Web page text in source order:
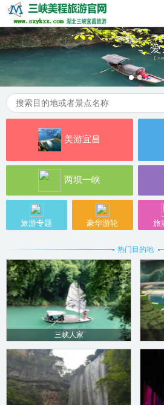
美游宜昌
两坝一峡
旅游专题 豪华游轮 旅
热门目的地
三峡人家